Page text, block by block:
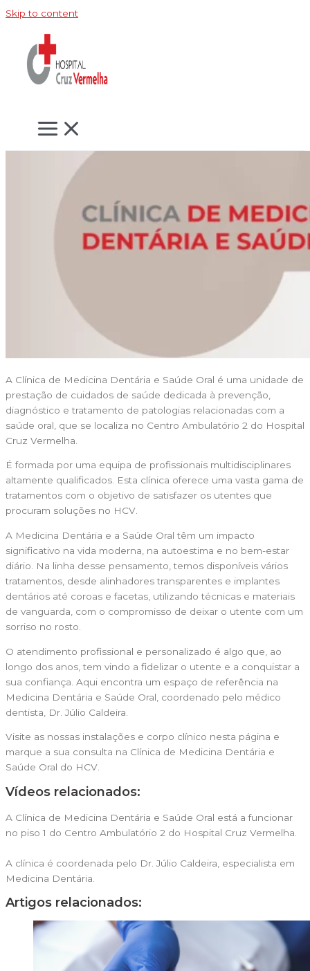
Skip to content
A Clínica de Medicina Dentária e Saúde Oral é uma unidade de
prestação de cuidados de saúde dedicada à prevenção,
diagnóstico e tratamento de patologias relacionadas com a
saúde oral, que se localiza no Centro Ambulatório 2 do Hospital
Cruz Vermelha.
É formada por uma equipa de profissionais multidisciplinares
altamente qualificados. Esta clínica oferece uma vasta gama de
tratamentos com o objetivo de satisfazer os utentes que
procuram soluções no HCV.
A Medicina Dentária e a Saúde Oral têm um impacto
significativo na vida moderna, na autoestima e no bem-estar
diário. Na linha desse pensamento, temos disponíveis vários
tratamentos, desde alinhadores transparentes e implantes
dentários até coroas e facetas, utilizando técnicas e materiais
de vanguarda, com o compromisso de deixar o utente com um
sorriso no rosto.
O atendimento profissional e personalizado é algo que, ao
longo dos anos, tem vindo a fidelizar o utente e a conquistar a
sua confiança. Aqui encontra um espaço de referência na
Medicina Dentária e Saúde Oral, coordenado pelo médico
dentista, Dr. Júlio Caldeira.
Visite as nossas instalações e corpo clínico nesta página e
marque a sua consulta na Clínica de Medicina Dentária e
Saúde Oral do HCV.
Vídeos relacionados:
A Clínica de Medicina Dentária e Saúde Oral está a funcionar
no piso 1 do Centro Ambulatório 2 do Hospital Cruz Vermelha.
A clínica é coordenada pelo Dr. Júlio Caldeira, especialista em
Medicina Dentária.
Artigos relacionados: